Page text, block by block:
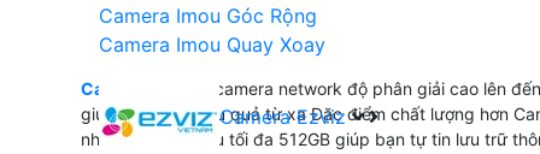
Camera Imou Góc Rộng
Camera Imou Quay Xoay
Camera Ezviz
Camera IP 4K
là camera network độ phân giải cao lên
giúp giám sát hiệu quả từ xa Đặc điểm chất lượng hơn
nhớ lưu trữ dữ liệu tối đa 512GB giúp bạn tự tin lưu trữ